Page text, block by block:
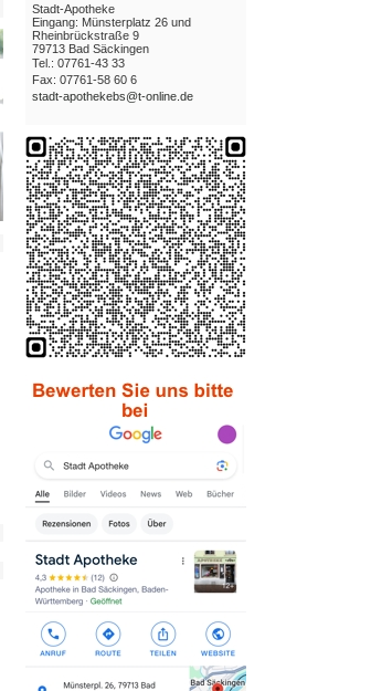
Stadt-Apotheke
Eingang: Münsterplatz 26 und
Rheinbrückstraße 9
79713 Bad Säckingen
Tel.: 07761-43 33
Fax: 07761-58 60 6
stadt-apothekebs@t-online.de